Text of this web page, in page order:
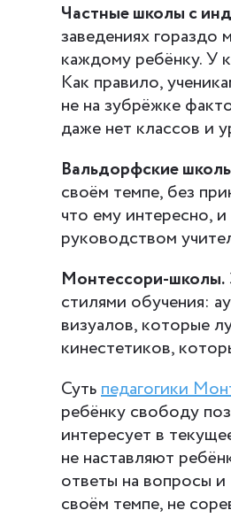
Частные школы с
заведениях гораздо
каждому ребёнку. У
Как правило,
не на зубрёжке
даже нет классов и
Вальдорфские
своём темпе, без
что ему интересно,
руководством
Монтессори-школы.
стилями обучения:
визуалов, которые
кинестетиков,
Сутьпедагогики
ребёнку свободу
интересует в
не наставляют
ответы на вопросы и
своём темпе, не